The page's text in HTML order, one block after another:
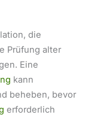
die
Prüfung alter
Eine
kann
beheben, bevor
erforderlich